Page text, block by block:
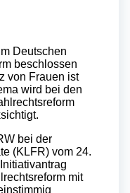
Deutschen
beschlossen
von Frauen ist
wird bei den
bei der
(KLFR) vom 24.
mit